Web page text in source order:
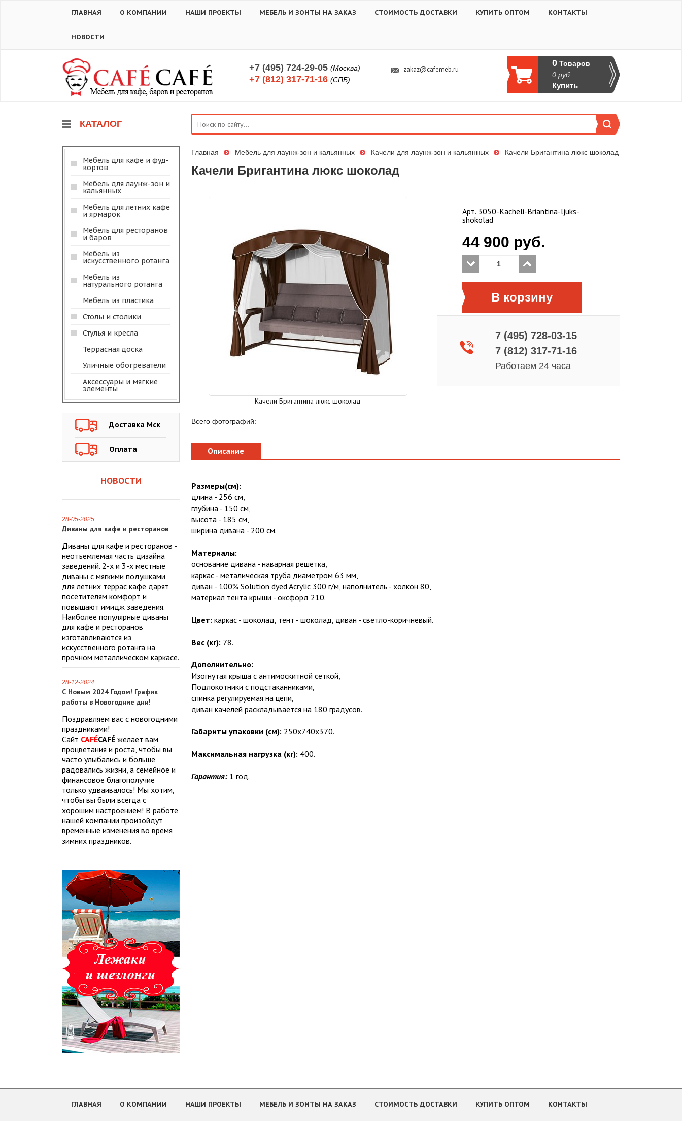
ГЛАВНАЯ О КОМПАНИИ НАШИ ПРОЕКТЫ МЕБЕЛЬ И ЗОНТЫ НА ЗАКАЗ СТОИМОСТЬ ДОСТАВКИ КУПИТЬ ОПТОМ КОНТАКТЫ
НОВОСТИ
+7 (495) 724-29-05 (Москва)
+7 (812) 317-71-16 (СПБ)
zakaz@cafemeb.ru
0 Товаров
0 руб.
Купить
КАТАЛОГ
Мебель для кафе и фуд-
кортов
Мебель для лаунж-зон и
кальянных
Мебель для летних кафе
и ярмарок
Мебель для ресторанов
и баров
Мебель из
искусственного ротанга
Мебель из
натурального ротанга
Мебель из пластика
Столы и столики
Стулья и кресла
Террасная доска
Уличные обогреватели
Аксессуары и мягкие
элементы
Доставка Мск
Оплата
НОВОСТИ
28-05-2025
Диваны для кафе и ресторанов
Диваны для кафе и ресторанов -
неотъемлемая часть дизайна
заведений. 2-х и 3-х местные
диваны с мягкими подушками
для летних террас кафе дарят
посетителям комфорт и
повышают имидж заведения.
Наиболее популярные диваны
для кафе и ресторанов
изготавливаются из
искусственного ротанга на
прочном металлическом каркасе.
28-12-2024
С Новым 2024 Годом! График
работы в Новогодние дни!
Поздравляем вас с новогодними
праздниками!
Сайт CAFÉCAFÉ желает вам
процветания и роста, чтобы вы
часто улыбались и больше
радовались жизни, а семейное и
финансовое благополучие
только удваивалось! Мы хотим,
чтобы вы были всегда с
хорошим настроением! В работе
нашей компании произойдут
временные изменения во время
зимних праздников.
Главная Мебель для лаунж-зон и кальянных Качели для лаунж-зон и кальянных Качели Бригантина люкс шоколад
Качели Бригантина люкс шоколад
Качели Бригантина люкс шоколад
Всего фотографий:
Aрт. 3050-Kacheli-Briantina-ljuks-
shokolad
44 900 руб.
В корзину
7 (495) 728-03-15
7 (812) 317-71-16
Работаем 24 часа
Описание
Размеры(см):
длина - 256 см,
глубина - 150 см,
высота - 185 см,
ширина дивана - 200 см.
Материалы:
основание дивана - наварная решетка,
каркас - металическая труба диаметром 63 мм,
диван - 100% Solution dyed Acrylic 300 г/м, наполнитель - холкон 80,
материал тента крыши - оксфорд 210.
Цвет: каркас - шоколад, тент - шоколад, диван - светло-коричневый.
Вес (кг): 78.
Дополнительно:
Изогнутая крыша с антимоскитной сеткой,
Подлокотники с подстаканниками,
спинка регулируемая на цепи,
диван качелей раскладывается на 180 градусов.
Габариты упаковки (см): 250х740х370.
Максимальная нагрузка (кг): 400.
Гарантия: 1 год.
ГЛАВНАЯ О КОМПАНИИ НАШИ ПРОЕКТЫ МЕБЕЛЬ И ЗОНТЫ НА ЗАКАЗ СТОИМОСТЬ ДОСТАВКИ КУПИТЬ ОПТОМ КОНТАКТЫ